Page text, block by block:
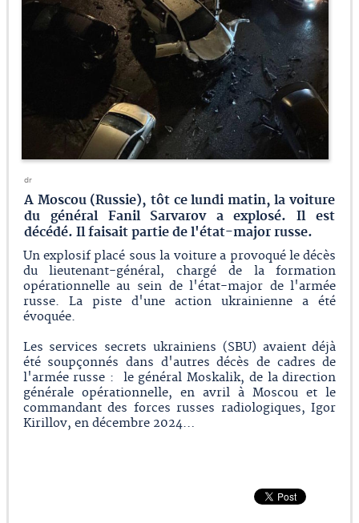
dr
A Moscou (Russie), tôt ce lundi matin, la voiture
du général Fanil Sarvarov a explosé. Il est
décédé. Il faisait partie de l'état-major russe.
Un explosif placé sous la voiture a provoqué le décès
du lieutenant-général, chargé de la formation
opérationnelle au sein de l'état-major de l'armée
russe. La piste d'une action ukrainienne a été
évoquée.
Les services secrets ukrainiens (SBU) avaient déjà
été soupçonnés dans d'autres décès de cadres de
l'armée russe : le général Moskalik, de la direction
générale opérationnelle, en avril à Moscou et le
commandant des forces russes radiologiques, Igor
Kirillov, en décembre 2024…